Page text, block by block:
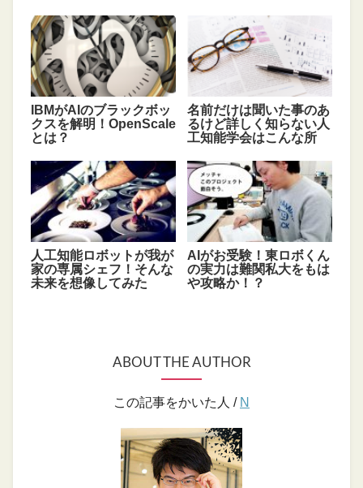
IBMがAIのブラックボッ
クスを解明！OpenScale
とは？
名前だけは聞いた事のあ
るけど詳しく知らない人
工知能学会はこんな所
人工知能ロボットが我が
家の専属シェフ！そんな
未来を想像してみた
AIがお受験！東ロボくん
の実力は難関私大をもは
や攻略か！？
ABOUT THE AUTHOR
この記事をかいた人 / N